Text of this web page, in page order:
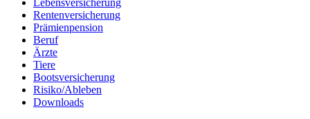
Lebensversicherung
Rentenversicherung
Prämienpension
Beruf
Ärzte
Tiere
Bootsversicherung
Risiko/Ableben
Downloads